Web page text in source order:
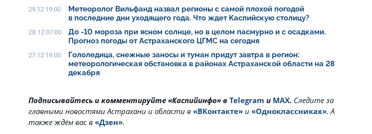
29.12 19:00
Метеоролог Вильфанд назвал регионы с самой плохой погодой
в последние дни уходящего года. Что ждет Каспийскую столицу?
28.12 07:00
До -10 мороза при ясном солнце, но в целом пасмурно и с осадками.
Прогноз погоды от Астраханского ЦГМС на сегодня
27.12 19:00
Гололедица, снежные заносы и туман придут завтра в регион:
метеорологическая обстановка в районах Астраханской области на 28
декабря
Подписывайтесь и комментируйте «Каспийинфо» в Telegram и MAX. Cледите за
главными новостями Астрахани и области в «ВКонтакте» и «Одноклассниках». А
также ждём вас в «Дзен».